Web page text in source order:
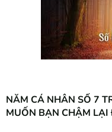
NĂM CÁ NHÂN SỐ 7
MUỐN BẠN CHẬM LẠI